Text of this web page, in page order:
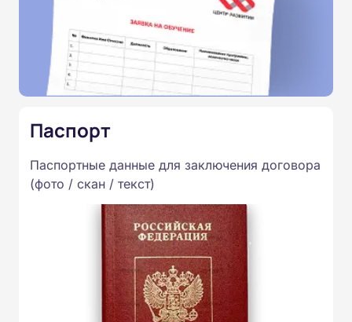
Паспорт
Паспортные данные для заключения договора
(фото / скан / текст)